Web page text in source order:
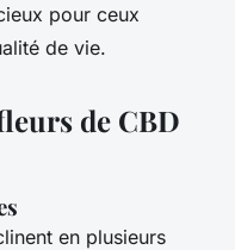
pour ceux
de vie.
de CBD
en plusieurs